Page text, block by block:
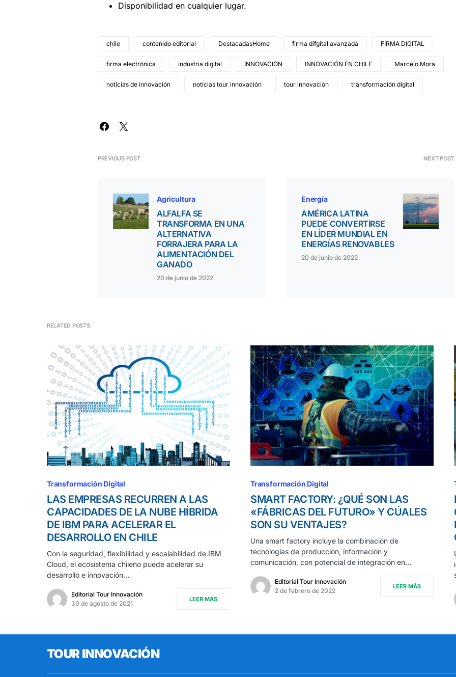
Disponibilidad en cualquier lugar.
chile contenido editorial DestacadasHome firma difgital avanzada FIRMA DIGITAL
firma electrónica industria digital INNOVACIÓN INNOVACIÓN EN CHILE Marcelo Mora
noticias de innovación noticias tour innovación tour innovación transformación digital
PREVIOUS POST
Agricultura
ALFALFA SE
TRANSFORMA EN UNA
ALTERNATIVA
FORRAJERA PARA LA
ALIMENTACIÓN DEL
GANADO
20 de junio de 2022
NEXT POST
Energía
AMÉRICA LATINA
PUEDE CONVERTIRSE
EN LÍDER MUNDIAL EN
ENERGÍAS RENOVABLES
20 de junio de 2022
RELATED POSTS
Transformación Digital
LAS EMPRESAS RECURREN A LAS
CAPACIDADES DE LA NUBE HÍBRIDA
DE IBM PARA ACELERAR EL
DESARROLLO EN CHILE
Con la seguridad, flexibilidad y escalabilidad de IBM
Cloud, el ecosistema chileno puede acelerar su
desarrollo e innovación…
Editorial Tour Innovación
30 de agosto de 2021
LEER MÁS
Transformación Digital
SMART FACTORY: ¿QUÉ SON LAS
«FÁBRICAS DEL FUTURO» Y CÚALES
SON SU VENTAJES?
Una smart factory incluye la combinación de
tecnologías de producción, información y
comunicación, con potencial de integración en…
Editorial Tour Innovación
2 de febrero de 2022
LEER MÁS
TOUR INNOVACIÓN